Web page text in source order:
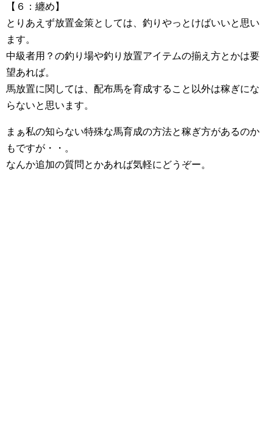
【６：纏め】
とりあえず放置金策としては、釣りやっとけばいいと思い
ます。
中級者用？の釣り場や釣り放置アイテムの揃え方とかは要
望あれば。
馬放置に関しては、配布馬を育成すること以外は稼ぎにな
らないと思います。
まぁ私の知らない特殊な馬育成の方法と稼ぎ方があるのか
もですが・・。
なんか追加の質問とかあれば気軽にどうぞー。